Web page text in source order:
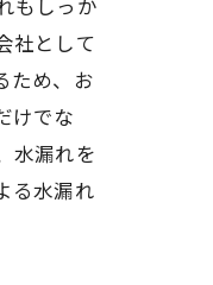
もしっか
社として
ため、お
けでな
水漏れを
る水漏れ